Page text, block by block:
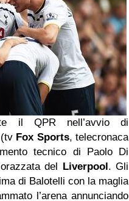
il QPR nell’avvio di
(tv Fox Sports, telecronaca
tecnico di Paolo Di
del Liverpool. Gli
di Balotelli con la maglia
l’arena annunciando